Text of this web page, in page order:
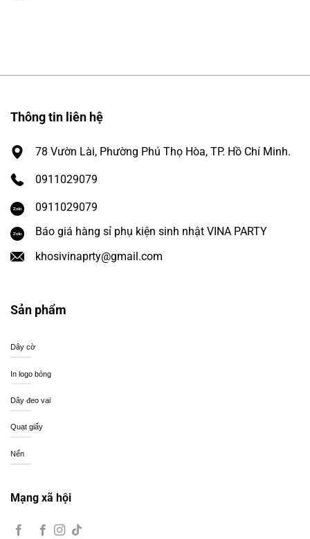
Thông tin liên hệ
78 Vườn Lài, Phường Phú Thọ Hòa, TP. Hồ Chí Minh.
0911029079
0911029079
Báo giá hàng sỉ phụ kiện sinh nhật VINA PARTY
khosivinaprty@gmail.com
Sản phẩm
Dây cờ
In logo bóng
Dây đeo vai
Quạt giấy
Nến
Mạng xã hội